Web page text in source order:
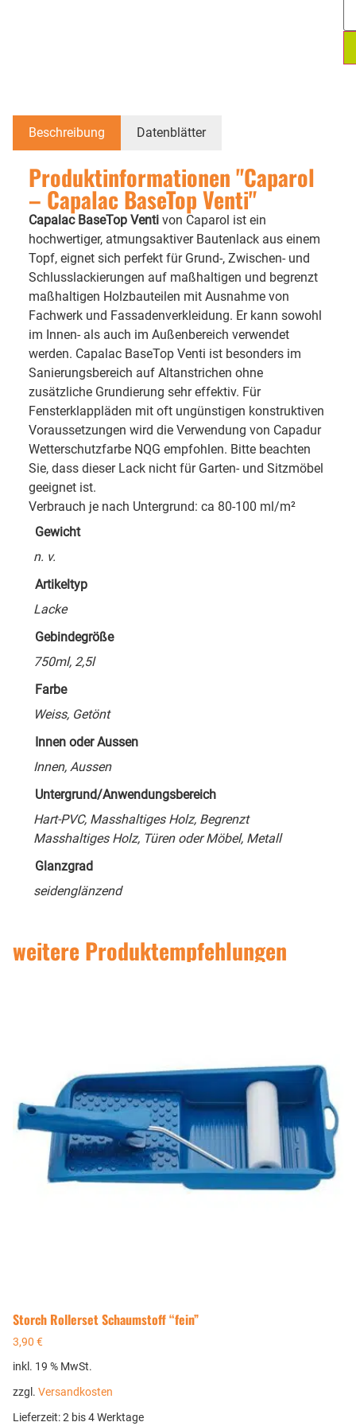
Beschreibung Datenblätter
Produktinformationen "Caparol
– Capalac BaseTop Venti"
Capalac BaseTop Venti von Caparol ist ein
hochwertiger, atmungsaktiver Bautenlack aus einem
Topf, eignet sich perfekt für Grund-, Zwischen- und
Schlusslackierungen auf maßhaltigen und begrenzt
maßhaltigen Holzbauteilen mit Ausnahme von
Fachwerk und Fassadenverkleidung. Er kann sowohl
im Innen- als auch im Außenbereich verwendet
werden. Capalac BaseTop Venti ist besonders im
Sanierungsbereich auf Altanstrichen ohne
zusätzliche Grundierung sehr effektiv. Für
Fensterklappläden mit oft ungünstigen konstruktiven
Voraussetzungen wird die Verwendung von Capadur
Wetterschutzfarbe NQG empfohlen. Bitte beachten
Sie, dass dieser Lack nicht für Garten- und Sitzmöbel
geeignet ist.
Verbrauch je nach Untergrund: ca 80-100 ml/m²
Gewicht
n. v.
Artikeltyp
Lacke
Gebindegröße
750ml, 2,5l
Farbe
Weiss, Getönt
Innen oder Aussen
Innen, Aussen
Untergrund/Anwendungsbereich
Hart-PVC, Masshaltiges Holz, Begrenzt
Masshaltiges Holz, Türen oder Möbel, Metall
Glanzgrad
seidenglänzend
weitere Produktempfehlungen
Storch Rollerset Schaumstoff “fein”
3,90 €
inkl. 19 % MwSt.
zzgl. Versandkosten
Lieferzeit:2 bis 4 Werktage